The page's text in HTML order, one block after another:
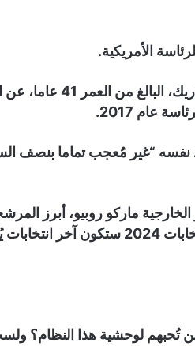
الأمريكية.
وعلى عكس شقيقيه الآخرين، دونالد جونيور وإيفانكا
عام 2017.
نفسه “غير مُعجب تماما بنصف
ماركو روبيو، أبرز
للفوز بترشيح الحزب الجمهوري، ولكن عندما سُئل عما إذا كانت انتخابات 2024
لوحشية هذا النظام؟